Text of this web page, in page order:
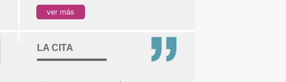
ver más
LA CITA